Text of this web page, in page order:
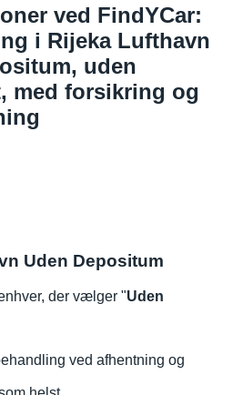
ved FindYCar:
i Rijeka Lufthavn
uden
med forsikring og
Uden Depositum
der vælger "Uden
ved afhentning og